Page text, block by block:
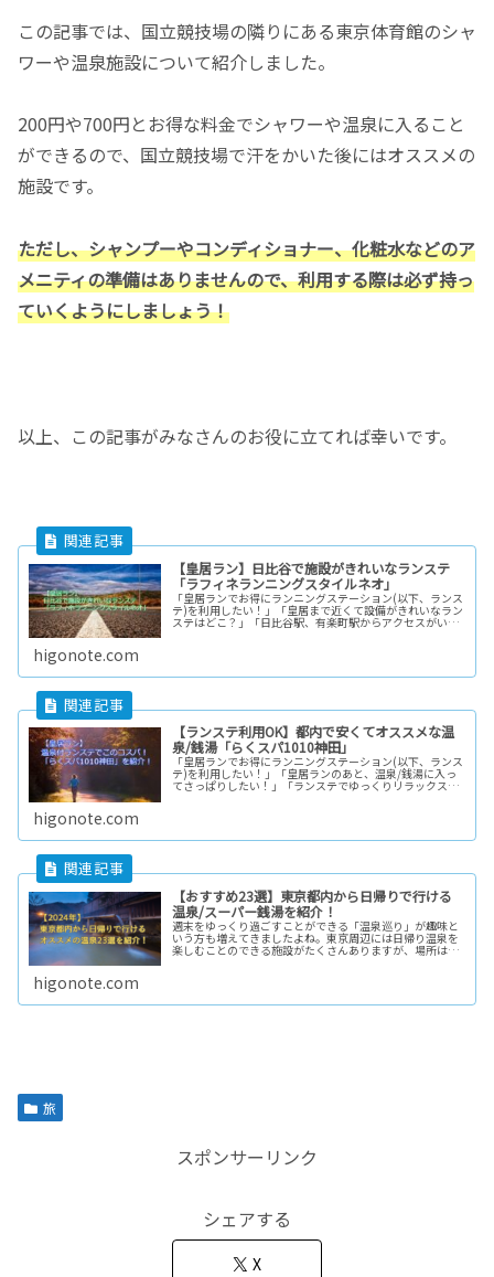
この記事では、国立競技場の隣りにある東京体育館のシャ
ワーや温泉施設について紹介しました。
200円や700円とお得な料金でシャワーや温泉に入ること
ができるので、国立競技場で汗をかいた後にはオススメの
施設です。
ただし、シャンプーやコンディショナー、化粧水などのア
メニティの準備はありませんので、利用する際は必ず持っ
ていくようにしましょう！
以上、この記事がみなさんのお役に立てれば幸いです。
【皇居ラン】日比谷で施設がきれいなランステ
「ラフィネランニングスタイルネオ」
「皇居ランでお得にランニングステーション(以下、ランス
テ)を利用したい！」「皇居まで近くて設備がきれいなラン
ステはどこ？」「日比谷駅、有楽町駅からアクセスがいい
higonote.com
【ランステ利用OK】都内で安くてオススメな温
泉/銭湯「らくスパ1010神田」
「皇居ランでお得にランニングステーション(以下、ランス
テ)を利用したい！」「皇居ランのあと、温泉/銭湯に入っ
てさっぱりしたい！」「ランステでゆっくりリラックスし
higonote.com
【おすすめ23選】東京都内から日帰りで行ける
温泉/スーパー銭湯を紹介！
週末をゆっくり過ごすことができる「温泉巡り」が趣味と
いう方も増えてきましたよね。東京周辺には日帰り温泉を
楽しむことのできる施設がたくさんありますが、場所はど
こなのか？公共交通機関でアクセスしやすいのか？利用料
higonote.com
旅
スポンサーリンク
シェアする
X